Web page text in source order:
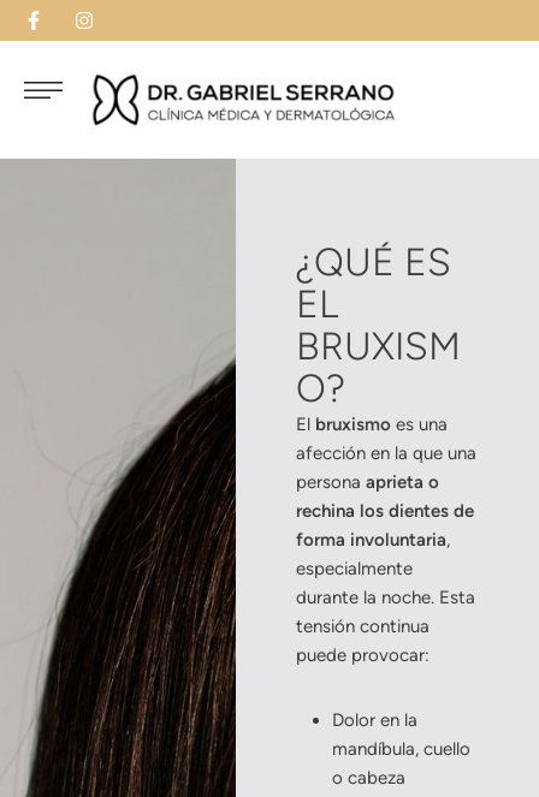
¿QUÉ ES
EL
BRUXISM
O?
El bruxismoes una
afección en la que una
persona aprieta o
rechina los dientes de
forma involuntaria,
especialmente
durante la noche. Esta
tensión continua
puede provocar:
Dolor en la
mandíbula, cuello
o cabeza